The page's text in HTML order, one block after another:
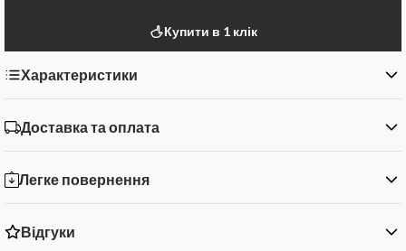
Купити в 1 клік
Характеристики
Доставка та оплата
Легке повернення
Відгуки